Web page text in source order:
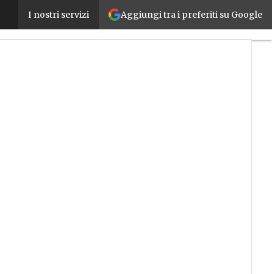
Aggiungi tra i preferiti su Google
I nostri servizi
Infortuni sul lavoro dimezzati con la SafetyApp di